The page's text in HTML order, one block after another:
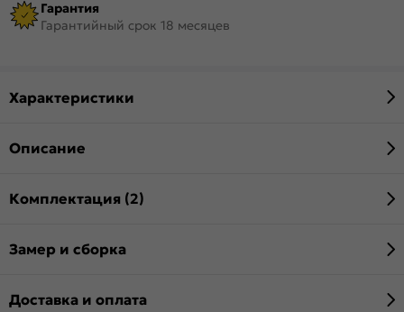
Гарантия
Гарантийный срок 18 месяцев
Характеристики
Описание
Комплектация (2)
Замер и сборка
Доставка и оплата